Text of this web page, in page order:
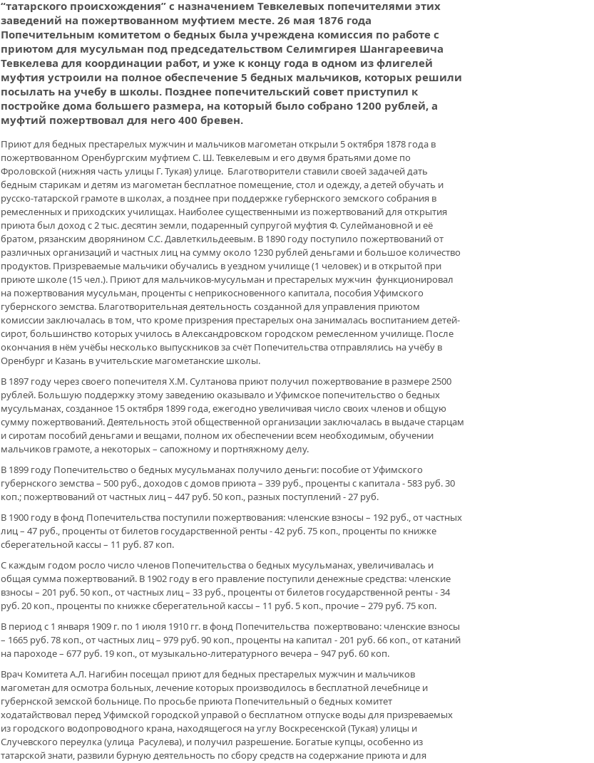
ДРУЖБА НЕ СЛАБЕЕТ. СОСТОЯЛАСЬ
ВСТРЕЧА ДВУХ РУКОВОДИТЕЛЕЙ
В ДОМЕ СВОЕМ. ОБ УНИКАЛЬНОЙ
ЖИЛИЩНОЙ ПРОГРАММЕ
ВНОВЬ О КАРИМЕ ХАКИМОВЕ. ИМЯ
ДВА ГОСУДАРСТВА
ДО ГЛУБИНЫ ДУШИ. ФИЛЬМЫ БУЛАТА
ЮСУПОВА ПОКАЗАЛИ В КАЗАХСТАНЕ
ЛЮБОЙ КОГДА-ТО ПОСТАРЕЕТ.
ИНТЕРВЬЮ С ГЛАВРЕДОМ ГАЗЕТЫ
«ВЕТЕРАН БАШКОРТОСТАНА»
МЕМОРИАЛ СОБРАЛ СОСЛУЖИВЦЕВ. УФА
ОТМЕТИЛА 101-Ю ГОДОВЩИНУ
ОБРАЗОВАНИЯ ПОГРАНИЧНЫХ ВОЙСК
РОССИИ
КОРОТКОЙ СТРОКОЙ. ИНТЕРВЬЮ
РУКОВОДИТЕЛЯ РЕСПУБЛИКАНСКОГО
ОБЩЕСТВА СЛЕПЫХ
БЕСПЛАТНЫЕ ЮРИСТЫ. ФОНД
«УРАЛ» ПОДДЕРЖИВАЕТ ПРОГРАММУ
ПРАЗДНИК КУМЫСА. РЕПОРТАЖ О
СЕМИНАРЕ ПО КОНЕВОДСТВУ В
БАШКОРТОСТАНЕ
С НАМИ ТЕПЛЕЕ. НА СРЕДСТВА
ФОНДА «УРАЛ» ПОСТРОЕНА НОВАЯ
КОТЕЛЬНАЯ ДЛЯ САНАТОРИЯ
«ЮМАТОВО»
С ПРАЗДНИКОМ 8 МАРТА!
«ИСТОКИ БУДУЩИХ ПОСТУПКОВ…»
“татарского происхождения” с назначением Тевкелевых попечителями этих
заведений на пожертвованном муфтием месте. 26 мая 1876 года
Попечительным комитетом о бедных была учреждена комиссия по работе с
приютом для мусульман под председательством Селимгирея Шангареевича
Тевкелева для координации работ, и уже к концу года в одном из флигелей
муфтия устроили на полное обеспечение 5 бедных мальчиков, которых решили
посылать на учебу в школы. Позднее попечительский совет приступил к
постройке дома большего размера, на который было собрано 1200 рублей, а
муфтий пожертвовал для него 400 бревен.
Приют для бедных престарелых мужчин и мальчиков магометан открыли 5 октября 1878 года в
пожертвованном Оренбургским муфтием С. Ш. Тевкелевым и его двумя братьями доме по
Фроловской (нижняя часть улицы Г. Тукая) улице. Благотворители ставили своей задачей дать
бедным старикам и детям из магометан бесплатное помещение, стол и одежду, а детей обучать и
русско-татарской грамоте в школах, а позднее при поддержке губернского земского собрания в
ремесленных и приходских училищах. Наиболее существенными из пожертвований для открытия
приюта был доход с 2 тыс. десятин земли, подаренный супругой муфтия Ф. Сулеймановной и её
братом, рязанским дворянином С.С. Давлеткильдеевым. В 1890 году поступило пожертвований от
различных организаций и частных лиц на сумму около 1230 рублей деньгами и большое количество
продуктов. Призреваемые мальчики обучались в уездном училище (1 человек) и в открытой при
приюте школе (15 чел.). Приют для мальчиков-мусульман и престарелых мужчин функционировал
на пожертвования мусульман, проценты с неприкосновенного капитала, пособия Уфимского
губернского земства. Благотворительная деятельность созданной для управления приютом
комиссии заключалась в том, что кроме призрения престарелых она занималась воспитанием детей-
сирот, большинство которых училось в Александровском городском ремесленном училище. После
окончания в нём учёбы несколько выпускников за счёт Попечительства отправлялись на учёбу в
Оренбург и Казань в учительские магометанские школы.
В 1897 году через своего попечителя Х.М. Султанова приют получил пожертвование в размере 2500
рублей. Большую поддержку этому заведению оказывало и Уфимское попечительство о бедных
мусульманах, созданное 15 октября 1899 года, ежегодно увеличивая число своих членов и общую
сумму пожертвований. Деятельность этой общественной организации заключалась в выдаче старцам
и сиротам пособий деньгами и вещами, полном их обеспечении всем необходимым, обучении
мальчиков грамоте, а некоторых – сапожному и портняжному делу.
В 1899 году Попечительство о бедных мусульманах получило деньги: пособие от Уфимского
губернского земства – 500 руб., доходов с домов приюта – 339 руб., проценты с капитала - 583 руб. 30
коп.; пожертвований от частных лиц – 447 руб. 50 коп., разных поступлений - 27 руб.
В 1900 году в фонд Попечительства поступили пожертвования: членские взносы – 192 руб., от частных
лиц – 47 руб., проценты от билетов государственной ренты - 42 руб. 75 коп., проценты по книжке
сберегательной кассы – 11 руб. 87 коп.
С каждым годом росло число членов Попечительства о бедных мусульманах, увеличивалась и
общая сумма пожертвований. В 1902 году в его правление поступили денежные средства: членские
взносы – 201 руб. 50 коп., от частных лиц – 33 руб., проценты от билетов государственной ренты - 34
руб. 20 коп., проценты по книжке сберегательной кассы – 11 руб. 5 коп., прочие – 279 руб. 75 коп.
В период с 1 января 1909 г. по 1 июля 1910 гг. в фонд Попечительства пожертвовано: членские взносы
– 1665 руб. 78 коп., от частных лиц – 979 руб. 90 коп., проценты на капитал - 201 руб. 66 коп., от катаний
на пароходе – 677 руб. 19 коп., от музыкально-литературного вечера – 947 руб. 60 коп.
Врач Комитета А.Л. Нагибин посещал приют для бедных престарелых мужчин и мальчиков
магометан для осмотра больных, лечение которых производилось в бесплатной лечебнице и
губернской земской больнице. По просьбе приюта Попечительный о бедных комитет
ходатайствовал перед Уфимской городской управой о бесплатном отпуске воды для призреваемых
из городского водопроводного крана, находящегося на углу Воскресенской (Тукая) улицы и
Случевского переулка (улица Расулева), и получил разрешение. Богатые купцы, особенно из
татарской знати, развили бурную деятельность по сбору средств на содержание приюта и для